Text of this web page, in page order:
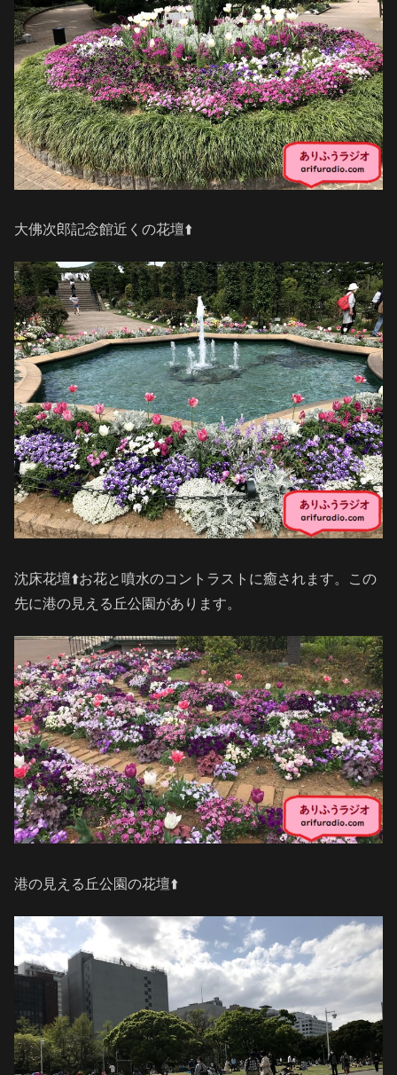
大佛次郎記念館近くの花壇⬆️
沈床花壇⬆️お花と噴水のコントラストに癒されます。この
先に港の見える丘公園があります。
港の見える丘公園の花壇⬆️